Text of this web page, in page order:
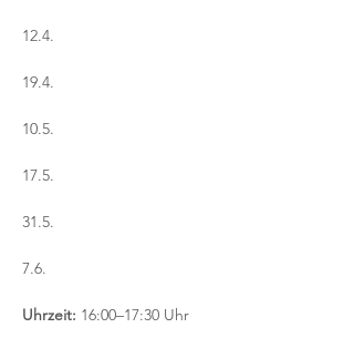
12.4.
19.4.
10.5.
17.5.
31.5.
7.6.
Uhrzeit: 16:00–17:30 Uhr